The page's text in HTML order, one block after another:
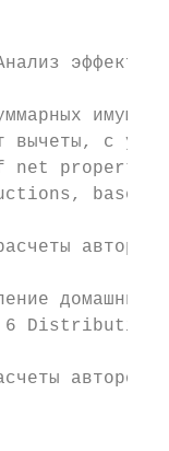
с
net property
based
авторов
домашних
Distribution
авторов